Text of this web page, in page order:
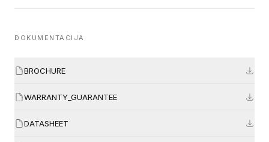
DOKUMENTACIJA
BROCHURE
WARRANTY_GUARANTEE
DATASHEET